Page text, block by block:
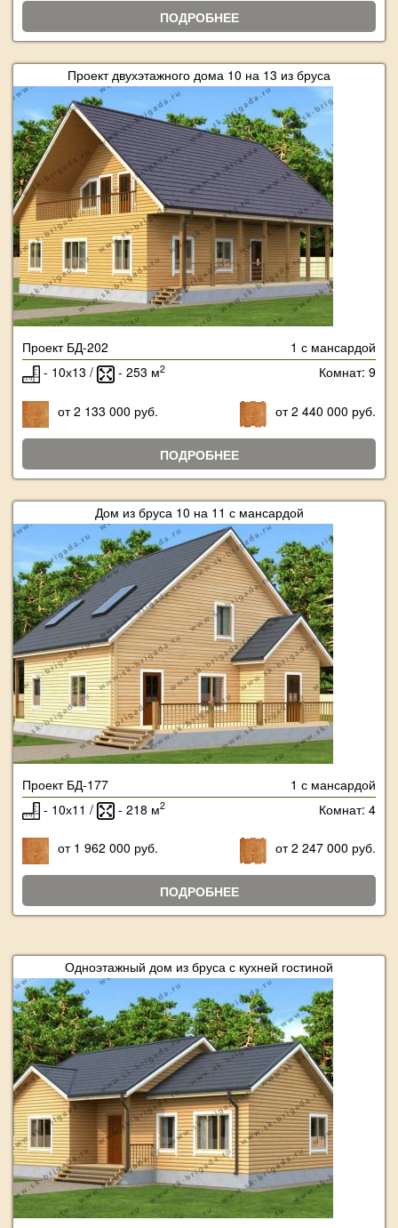
ПОДРОБНЕЕ
Проект двухэтажного дома 10 на 13 из бруса
Проект БД-202
1 с мансардой
- 10х13 /
- 253 м2 Комнат: 9
от 2 133 000 руб. от 2 440 000 руб.
ПОДРОБНЕЕ
Дом из бруса 10 на 11 с мансардой
Проект БД-177
1 с мансардой
- 10х11 /
- 218 м2 Комнат: 4
от 1 962 000 руб. от 2 247 000 руб.
ПОДРОБНЕЕ
Одноэтажный дом из бруса с кухней гостиной